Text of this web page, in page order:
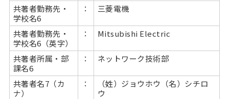
共著者勤務先・
学校名6
： 三菱電機
共著者勤務先・
学校名6（英字）
： Mitsubishi Electric
共著者所属・部
課名6
： ネットワーク技術部
共著者名7（カ
ナ）
：
（姓）ジョウホウ（名）シチロ
ウ